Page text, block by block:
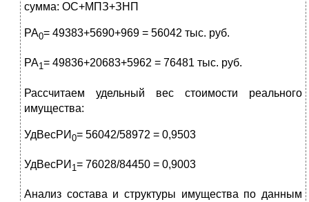
сумма: ОС+МПЗ+ЗНП
РА0= 49383+5690+969 = 56042 тыс. руб.
РА1= 49836+20683+5962 = 76481 тыс. руб.
Рассчитаем удельный вес стоимости реального
имущества:
УдВесРИ 0= 56042/58972 = 0,9503
УдВесРИ 1 = 76028/84450 = 0,9003
Анализ состава и структуры имущества по данным